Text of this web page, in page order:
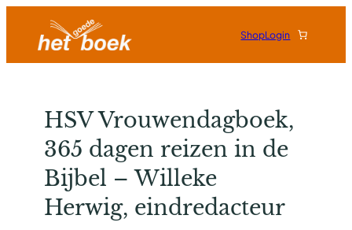
ShopLogin
HSV Vrouwendagboek,
365 dagen reizen in de
Bijbel – Willeke
Herwig, eindredacteur